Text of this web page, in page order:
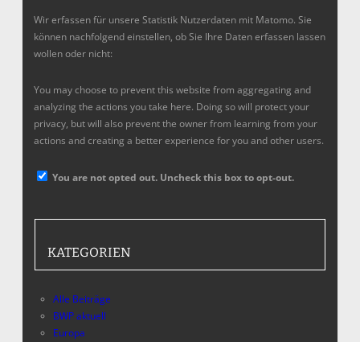
Wir erfassen für unsere Statistik Nutzerdaten mit Matomo. Sie
können nachfolgend einstellen, ob Sie Ihre Daten erfassen lassen
wollen oder nicht:
You may choose to prevent this website from aggregating and
analyzing the actions you take here. Doing so will protect your
privacy, but will also prevent the owner from learning from your
actions and creating a better experience for you and other users.
You are not opted out. Uncheck this box to opt-out.
KATEGORIEN
Alle Beiträge
BWP aktuell
Europa